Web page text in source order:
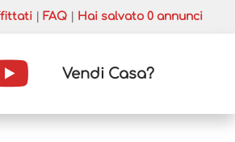
FAQ Hai salvato 0 annunci
Vendi Casa?